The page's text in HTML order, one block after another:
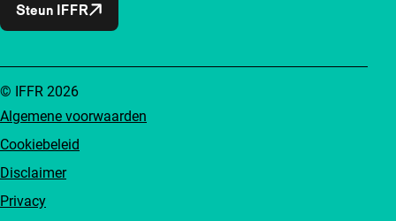
Steun IFFR
Algemene voorwaarden
Cookiebeleid
Disclaimer
Privacy
© IFFR 2026